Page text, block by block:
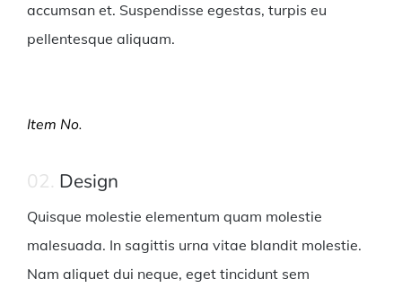
accumsan et. Suspendisse egestas, turpis eu
pellentesque aliquam.
Item No.
02. Design
Quisque molestie elementum quam molestie
malesuada. In sagittis urna vitae blandit molestie.
Nam aliquet dui neque, eget tincidunt sem